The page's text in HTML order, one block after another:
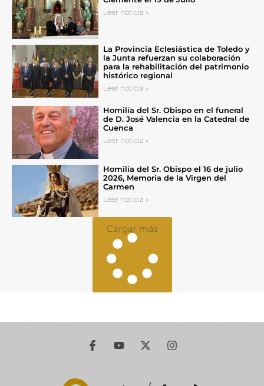
Leer noticia »
La Provincia Eclesiástica de Toledo y
la Junta refuerzan su colaboración
para la rehabilitación del patrimonio
histórico regional
Leer noticia »
Homilía del Sr. Obispo en el funeral
de D. José Valencia en la Catedral de
Cuenca
Leer noticia »
Homilía del Sr. Obispo el 16 de julio
2026, Memoria de la Virgen del
Carmen
Leer noticia »
Cargar más